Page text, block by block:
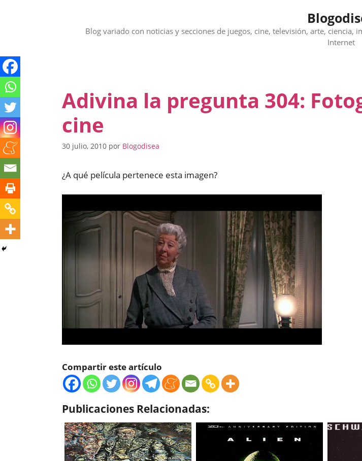
Blog variado con noticias y secciones de juegos, cine, televisión, arte,
Internet
Adivina la pregunta 304:
cine
30 julio, 2010 por Blogodisea
¿A qué película pertenece esta imagen?
Compartir este artículo
Publicaciones Relacionadas: